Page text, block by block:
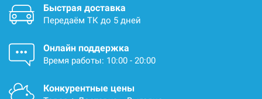
Быстрая доставка
Передаём ТК до 5 дней
Онлайн поддержка
Время работы: 10:00 - 20:00
Конкурентные цены